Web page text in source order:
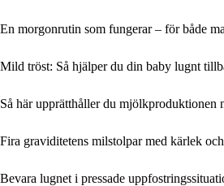
En morgonrutin som fungerar – för både
Mild tröst: Så hjälper du din baby lugnt
Så här upprätthåller du mjölkproduktionen
Fira graviditetens milstolpar med kärlek
Bevara lugnet i pressade